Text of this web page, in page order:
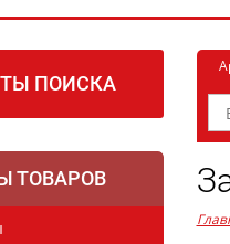
ПОИСКА
ТОВАРОВ